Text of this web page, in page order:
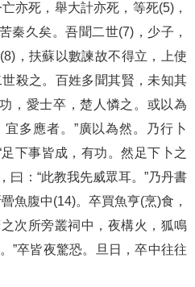
亦死，舉大計亦死，等死(5)，
秦久矣。吾聞二世(7)，少子，
，扶蘇以數諫故不得立，上使
殺之。百姓多聞其賢，未知其
，愛士卒，楚人憐之。或以為
多應者。”廣以為然。乃行卜
下事皆成，有功。然足下卜之
曰：“此教我先威眾耳。”乃丹書
魚腹中(14)。卒買魚亨(烹)食，
次所旁叢祠中，夜構火，狐鳴
”卒皆夜驚恐。旦日，卒中往往